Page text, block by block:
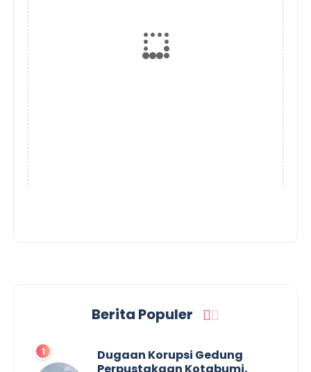
Berita Populer
Dugaan Korupsi Gedung
Perpustakaan Kotabumi,